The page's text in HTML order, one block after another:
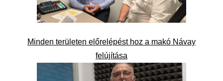
Minden területen előrelépést hoz a makó Návay
felújítása